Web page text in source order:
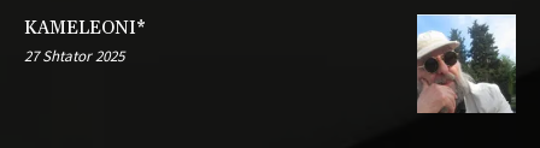
KAMELEONI*
27 Shtator 2025